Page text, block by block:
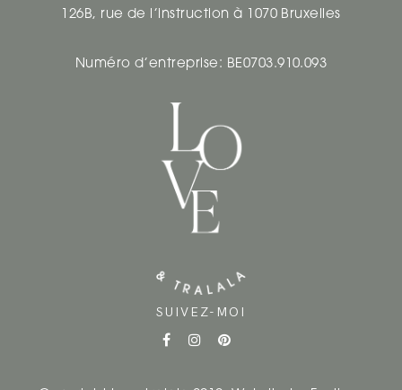
126B, rue de l’instruction à 1070 Bruxelles
Numéro d’entreprise: BE0703.910.093
SUIVEZ-MOI